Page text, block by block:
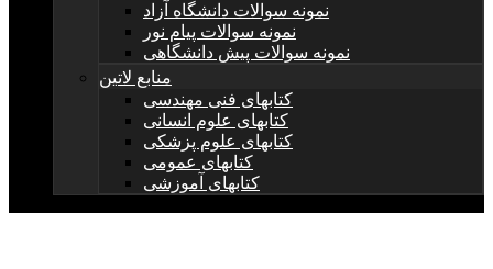
نمونه سوالات دانشگاه آزاد
نمونه سوالات پیام نور
نمونه سوالات پیش دانشگاهی
منابع لاتین
کتابهای فنی مهندسی
کتابهای علوم انسانی
کتابهای علوم پزشکی
کتابهای عمومی
کتابهای آموزشی